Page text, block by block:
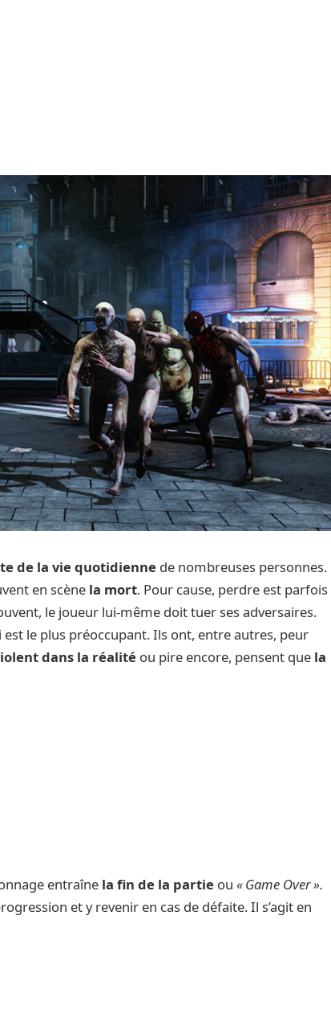
de la vie quotidienne de nombreuses personnes.
en scène la mort. Pour cause, perdre est parfois
le joueur lui-même doit tuer ses adversaires.
est le plus préoccupant. Ils ont, entre autres, peur
dans la réalité ou pire encore, pensent que la
entraîne la fin de la partie ou « Game Over ».
et y revenir en cas de défaite. Il s’agit en